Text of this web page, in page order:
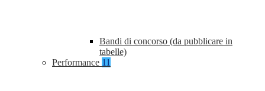
Bandi di concorso (da pubblicare in
tabelle)
Performance 11